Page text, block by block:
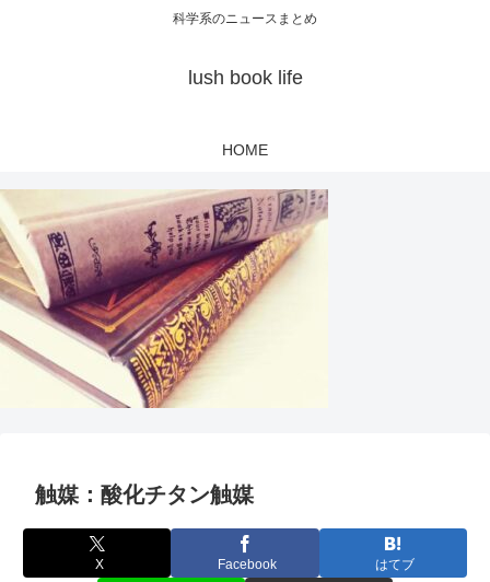
科学系のニュースまとめ
lush book life
HOME
触媒：酸化チタン触媒
X Facebook はてブ